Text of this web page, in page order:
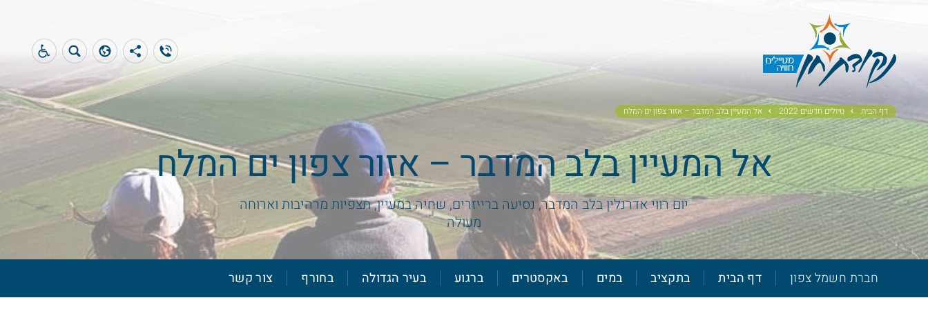
דף הבית טיולים חדשים 2022 אל המעיין בלב המדבר – אזור צפון ים המלח
אל המעיין בלב המדבר – אזור צפון ים המלח
יום רווי אדרנלין בלב המדבר, נסיעה ברייזרים, שחיה במעיין, תצפיות מרהיבות וארוחה
מעולה
חברת חשמל צפון דף הבית בתקציב במים באקסטרים ברגוע בעיר הגדולה בחורף צור קשר